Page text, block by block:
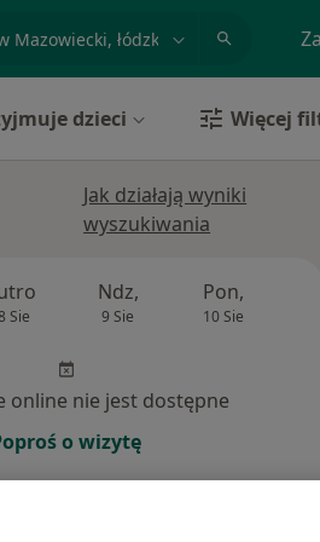
dzielnica
dzieci Więcej
Jak działają wyniki
wyszukiwania
Sie
Ndz,
9 Sie
Pon,
10 Sie
online nie jest dostępne
o wizytę